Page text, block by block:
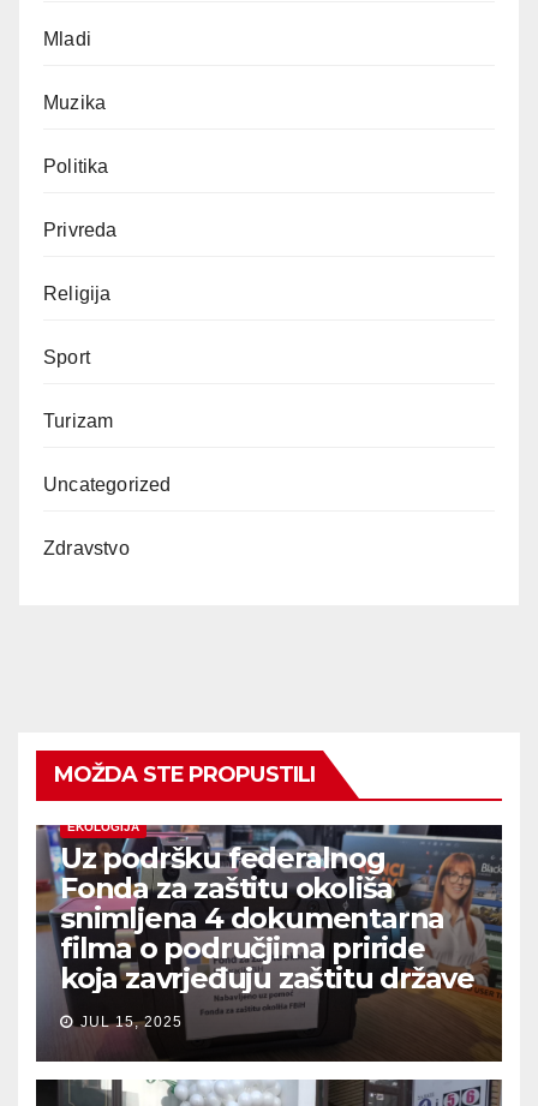
Mladi
Muzika
Politika
Privreda
Religija
Sport
Turizam
Uncategorized
Zdravstvo
MOŽDA STE PROPUSTILI
EKOLOGIJA
Uz podršku federalnog
Fonda za zaštitu okoliša
snimljena 4 dokumentarna
filma o područjima priride
koja zavrjeđuju zaštitu države
JUL 15, 2025